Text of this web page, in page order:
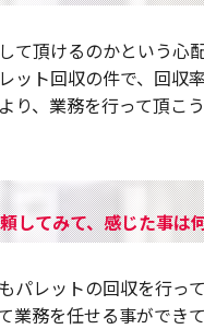
て頂けるのかという心
ット回収の件で、回収
り、業務を行って頂こ
してみて、感じた事は
パレットの回収を行っ
業務を任せる事ができて